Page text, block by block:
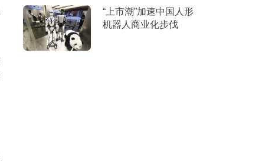
“上市潮”加速中国人形
机器人商业化步伐